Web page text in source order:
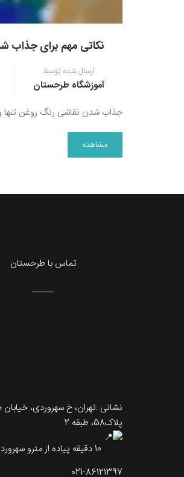
نکاتی مهم برای جذاب
ارسال شده توسط
آموزشگاه طرحستان
جذاب شدن نقاشی رنگ روغن تنها
مشاهده
تماس با طرحستان
نشانی :تهران، خ سهروردی،
پلاک58، طبقه 2
021-86121397